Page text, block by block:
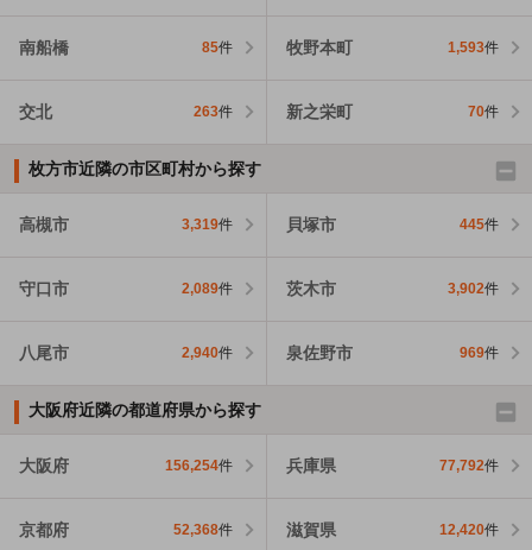
南船橋 85件 牧野本町 1,593件
交北 263件 新之栄町 70件
枚方市近隣の市区町村から探す
高槻市 3,319件 貝塚市 445件
守口市 2,089件 茨木市 3,902件
八尾市 2,940件 泉佐野市 969件
大阪府近隣の都道府県から探す
大阪府 156,254件 兵庫県 77,792件
京都府 52,368件 滋賀県 12,420件